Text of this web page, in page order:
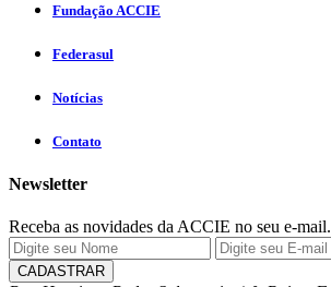
Fundação ACCIE
Federasul
Notícias
Contato
Newsletter
Receba as novidades da ACCIE no seu e-mail.